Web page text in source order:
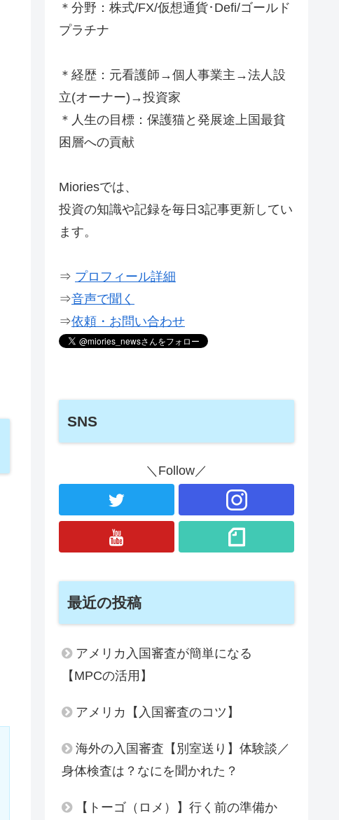
＊分野：株式/FX/仮想通貨･Defi/ゴールド
プラチナ
＊経歴：元看護師→個人事業主→法人設
立(オーナー)→投資家
＊人生の目標：保護猫と発展途上国最貧
困層への貢献
Mioriesでは、
投資の知識や記録を毎日3記事更新してい
ます。
⇒ プロフィール詳細
⇒音声で聞く
⇒依頼・お問い合わせ
SNS
＼Follow／
最近の投稿
アメリカ入国審査が簡単になる
【MPCの活用】
アメリカ【入国審査のコツ】
海外の入国審査【別室送り】体験談／
身体検査は？なにを聞かれた？
【トーゴ（ロメ）】行く前の準備か